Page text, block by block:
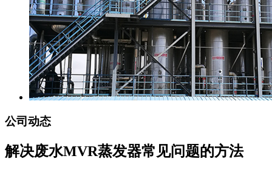
公司动态
解决废水MVR蒸发器常见问题的方法